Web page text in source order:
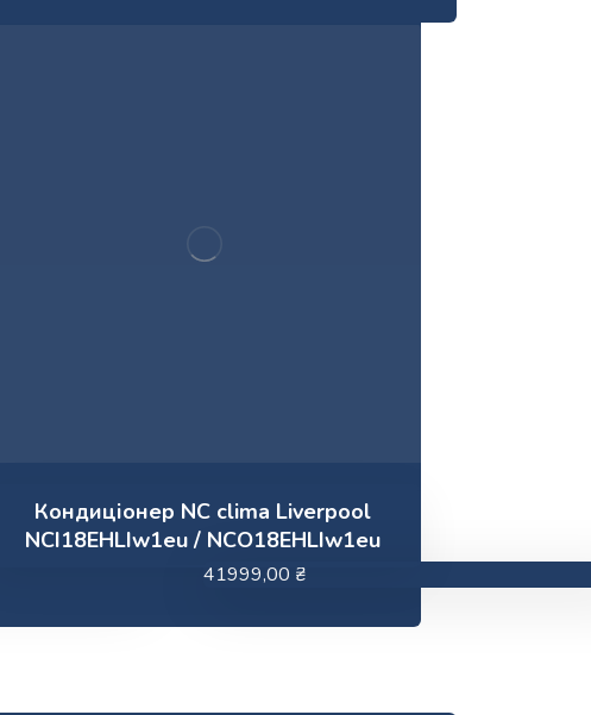
Кондиціонер NC clima Liverpool
NCI18EHLIw1eu / NCO18EHLIw1eu
41999,00 ₴